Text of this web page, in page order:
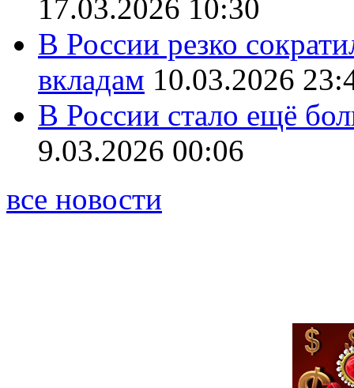
17.03.2026 10:30
В России резко
вкладам 10.03.2026
В России стало ещё
9.03.2026 00:06
все новости